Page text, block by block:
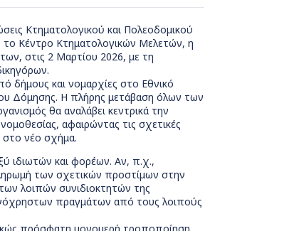
Κτηματολογικού και Πολεοδομικού
το Κέντρο Κτηματολογικών Μελετών, η
στις 2 Μαρτίου 2026, με τη
δήμους και νομαρχίες στο Εθνικό
Δόμησης. Η πλήρης μετάβαση όλων των
θα αναλάβει κεντρικά την
αφαιρώντας τις σχετικές
νέο σχήμα.
ιδιωτών και φορέων. Αν, π.χ.,
των σχετικών προστίμων στην
λοιπών συνιδιοκτητών της
πραγμάτων από τους λοιπούς